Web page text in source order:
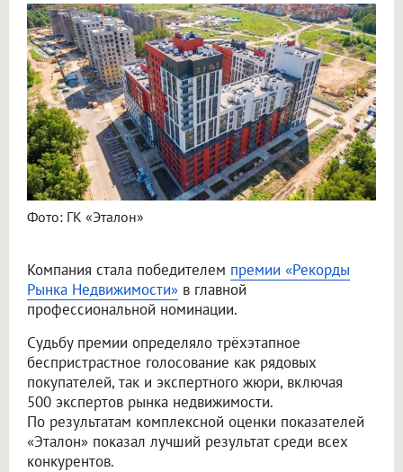
Фото: ГК «Эталон»
Компания стала победителем премии «Рекорды
Рынка Недвижимости» в главной
профессиональной номинации.
Судьбу премии определяло трёхэтапное
беспристрастное голосование как рядовых
покупателей, так и экспертного жюри, включая
500 экспертов рынка недвижимости.
По результатам комплексной оценки показателей
«Эталон» показал лучший результат среди всех
конкурентов.